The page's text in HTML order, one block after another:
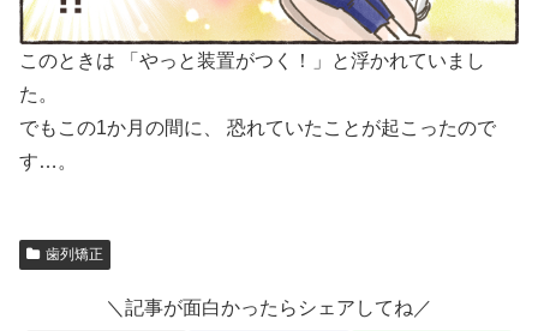
このときは 「やっと装置がつく！」と浮かれていまし
た。
でもこの1か月の間に、 恐れていたことが起こったので
す…。
歯列矯正
＼記事が面白かったらシェアしてね／